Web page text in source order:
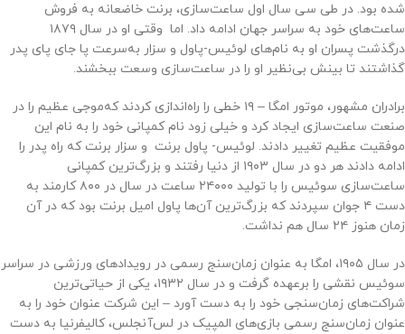
شده بود. در طی سی سال اول ساعت‌سازی، برنت خاضعانه به فروش
ساعت‌های خود به سراسر جهان ادامه داد. اما وقتی او در سال ۱۸۷۹
درگذشت پسران او به نام‌های لوئیس-پاول و سزار به‌سرعت پا جای پای پدر
گذاشتند تا بینش بی‌نظیر او را در ساعت‌سازی وسعت ببخشند.
برادران مشهور، موتور امگا – ۱۹ خطی را راه‌اندازی کردند که‌موجی عظیم را در
صنعت ساعت‌سازی ایجاد کرد و خیلی زود نام کمپانی خود را به نام این
موفقیت عظیم تغییر دادند. لوئیس- پاول برنت و سزار برنت که راه پدر را
ادامه دادند هر دو در سال ۱۹۰۳ از دنیا رفتند و بزرگ‌ترین کمپانی
ساعت‌سازی سوئیس را با تولید ۲۴۰۰۰ ساعت در سال در ۸۰۰ کارمند به
دست ۴ جوان سپردند که بزرگ‌ترین آن‌ها پاول امیل برنت بود که در آن
زمان هنوز ۲۴ سال هم نداشت.
در سال ۱۹۰۵، امگا به عنوان زمان‌سنج رسمی در رویدادهای ورزشی در سراسر
سوئیس نقشی را برعهده گرفت و در سال ۱۹۳۲، یکی از حیاتی‌ترین
شراکت‌های زمان‌سنجی خود را به دست آورد – این شرکت عنوان خود را به
عنوان زمان‌سنج رسمی بازی‌های المپیک در لس‌آنجلس، کالیفرنیا به دست